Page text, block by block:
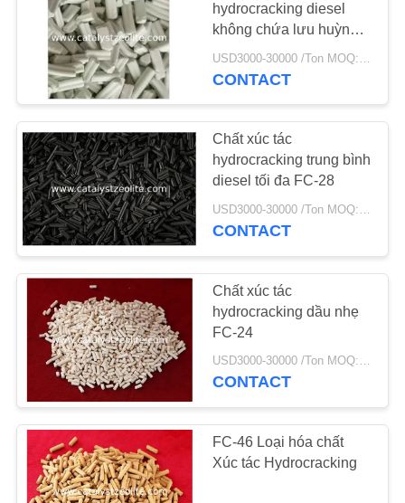
hydrocracking diesel
không chứa lưu huỳnh
FC-50 cho chế độ dòng
một giai đoạn
USD3000-30000 /Ton MOQ:1 kg
CONTACT
Chất xúc tác
hydrocracking trung bình
diesel tối đa FC-28
USD3000-30000 /Ton MOQ:1 kg
CONTACT
Chất xúc tác
hydrocracking dầu nhẹ
FC-24
USD3000-30000 /Ton MOQ:1 kg
CONTACT
FC-46 Loại hóa chất
Xúc tác Hydrocracking